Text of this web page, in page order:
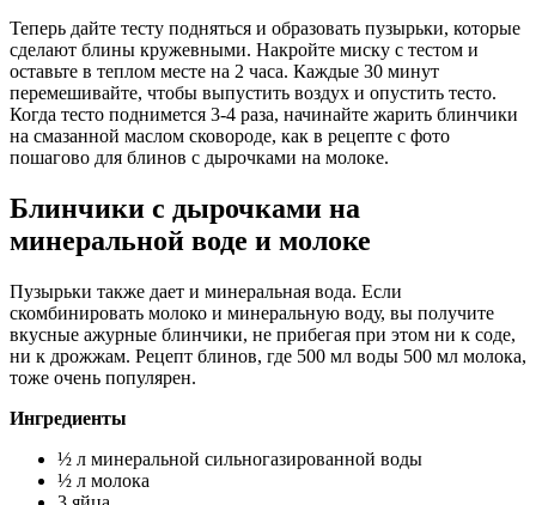
Теперь дайте тесту подняться и образовать пузырьки, которые
сделают блины кружевными. Накройте миску с тестом и
оставьте в теплом месте на 2 часа. Каждые 30 минут
перемешивайте, чтобы выпустить воздух и опустить тесто.
Когда тесто поднимется 3-4 раза, начинайте жарить блинчики
на смазанной маслом сковороде, как в рецепте с фото
пошагово для блинов с дырочками на молоке.
Блинчики с дырочками на
минеральной воде и молоке
Пузырьки также дает и минеральная вода. Если
скомбинировать молоко и минеральную воду, вы получите
вкусные ажурные блинчики, не прибегая при этом ни к соде,
ни к дрожжам. Рецепт блинов, где 500 мл воды 500 мл молока,
тоже очень популярен.
Ингредиенты
½ л минеральной сильногазированной воды
½ л молока